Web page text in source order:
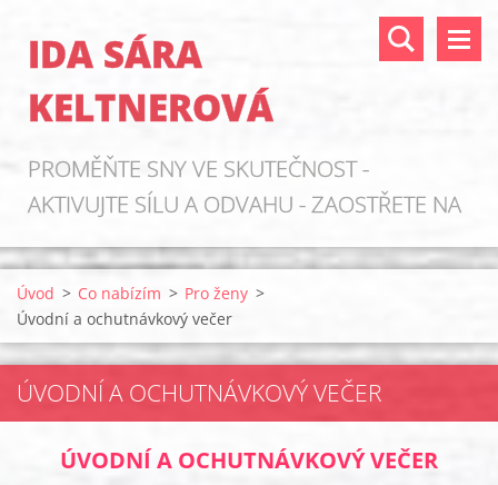
IDA SÁRA
KELTNEROVÁ
PROMĚŇTE SNY VE SKUTEČNOST -
AKTIVUJTE SÍLU A ODVAHU - ZAOSTŘETE NA
ZDROJE!
Úvod > Co nabízím > Pro ženy >
Úvodní a ochutnávkový večer
ÚVODNÍ A OCHUTNÁVKOVÝ VEČER
ÚVODNÍ A OCHUTNÁVKOVÝ VEČER